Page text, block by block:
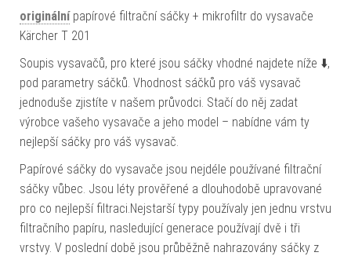
originálnípapírové filtrační sáčky + mikrofiltr do vysavače
Kärcher T 201
Soupis vysavačů, pro které jsou sáčky vhodné najdete níže ⬇️,
pod parametry sáčků. Vhodnost sáčků pro váš vysavač
jednoduše zjistíte v našem průvodci. Stačí do něj zadat
výrobce vašeho vysavače a jeho model – nabídne vám ty
nejlepší sáčky pro váš vysavač.
Papírové sáčky do vysavače jsou nejdéle používané filtrační
sáčky vůbec. Jsou léty prověřené a dlouhodobě upravované
pro co nejlepší filtraci.Nejstarší typy používaly jen jednu vrstvu
filtračního papíru, nasledující generace používají dvě i tři
vrstvy. V poslední době jsou průběžně nahrazovány sáčky z